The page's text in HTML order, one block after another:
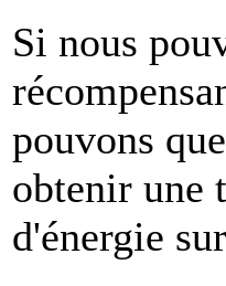
Si nous
pouvons
obtenir une
d'énergie